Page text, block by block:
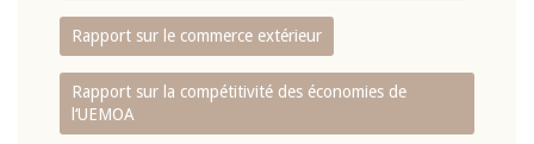
Rapport sur le commerce extérieur
Rapport sur la compétitivité des économies de
l‘UEMOA